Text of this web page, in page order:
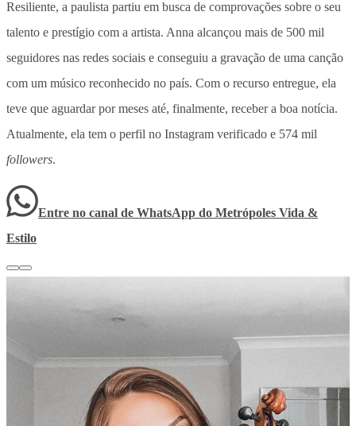
Resiliente, a paulista partiu em busca de comprovações sobre o seu
talento e prestígio com a artista. Anna alcançou mais de 500 mil
seguidores nas redes sociais e conseguiu a gravação de uma canção
com um músico reconhecido no país. Com o recurso entregue, ela
teve que aguardar por meses até, finalmente, receber a boa notícia.
Atualmente, ela tem o perfil no Instagram verificado e 574 mil
followers.
Entre no canal de WhatsApp do Metrópoles Vida &
Estilo